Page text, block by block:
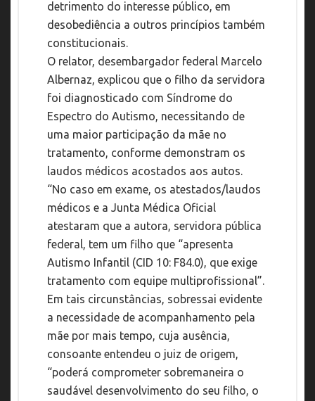
detrimento do interesse público, em
desobediência a outros princípios também
constitucionais.
O relator, desembargador federal Marcelo
Albernaz, explicou que o filho da servidora
foi diagnosticado com Síndrome do
Espectro do Autismo, necessitando de
uma maior participação da mãe no
tratamento, conforme demonstram os
laudos médicos acostados aos autos.
“No caso em exame, os atestados/laudos
médicos e a Junta Médica Oficial
atestaram que a autora, servidora pública
federal, tem um filho que “apresenta
Autismo Infantil (CID 10: F84.0), que exige
tratamento com equipe multiprofissional”.
Em tais circunstâncias, sobressai evidente
a necessidade de acompanhamento pela
mãe por mais tempo, cuja ausência,
consoante entendeu o juiz de origem,
“poderá comprometer sobremaneira o
saudável desenvolvimento do seu filho, o